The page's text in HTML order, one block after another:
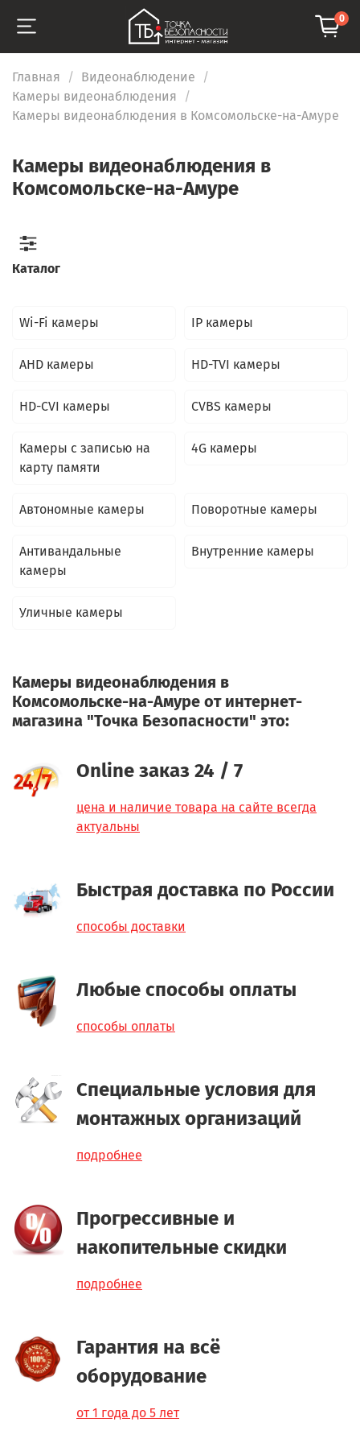
0
Главная
Видеонаблюдение
Камеры видеонаблюдения
Камеры видеонаблюдения в Комсомольске-на-Амуре
Камеры видеонаблюдения в
Комсомольске-на-Амуре
Wi-Fi камеры IP камеры
AHD камеры HD-TVI камеры
HD-CVI камеры CVBS камеры
Камеры c записью на
карту памяти
4G камеры
Автономные камеры Поворотные камеры
Антивандальные
камеры
Внутренние камеры
Уличные камеры
Камеры видеонаблюдения в
Комсомольске-на-Амуре от интернет-
магазина "Точка Безопасности" это:
Online заказ 24 / 7
цена и наличие товара на сайте всегда
актуальны
Быстрая доставка по России
способы доставки
Любые способы оплаты
способы оплаты
Специальные условия для
монтажных организаций
подробнее
Прогрессивные и
накопительные скидки
подробнее
Гарантия на всё
оборудование
от 1 года до 5 лет
Каталог